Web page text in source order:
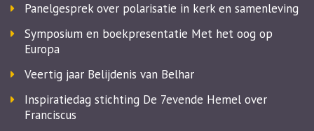
Panelgesprek over polarisatie in kerk en samenleving
Symposium en boekpresentatie Met het oog op
Europa
Veertig jaar Belijdenis van Belhar
Inspiratiedag stichting De 7evende Hemel over
Franciscus